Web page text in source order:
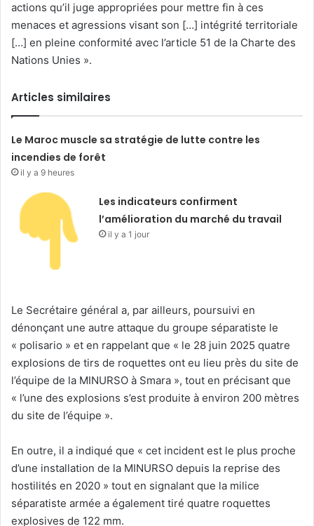
actions qu’il juge appropriées pour mettre fin à ces
menaces et agressions visant son […] intégrité territoriale
[…] en pleine conformité avec l’article 51 de la Charte des
Nations Unies ».
Articles similaires
Le Maroc muscle sa stratégie de lutte contre les
incendies de forêt
il y a 9 heures
Les indicateurs confirment
l’amélioration du marché du travail
il y a 1 jour
Le Secrétaire général a, par ailleurs, poursuivi en
dénonçant une autre attaque du groupe séparatiste le
« polisario » et en rappelant que « le 28 juin 2025 quatre
explosions de tirs de roquettes ont eu lieu près du site de
l’équipe de la MINURSO à Smara », tout en précisant que
« l’une des explosions s’est produite à environ 200 mètres
du site de l’équipe ».
En outre, il a indiqué que « cet incident est le plus proche
d’une installation de la MINURSO depuis la reprise des
hostilités en 2020 » tout en signalant que la milice
séparatiste armée a également tiré quatre roquettes
explosives de 122 mm.